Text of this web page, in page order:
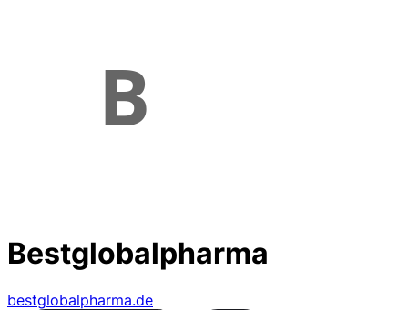
Bestglobalpharma
bestglobalpharma.de